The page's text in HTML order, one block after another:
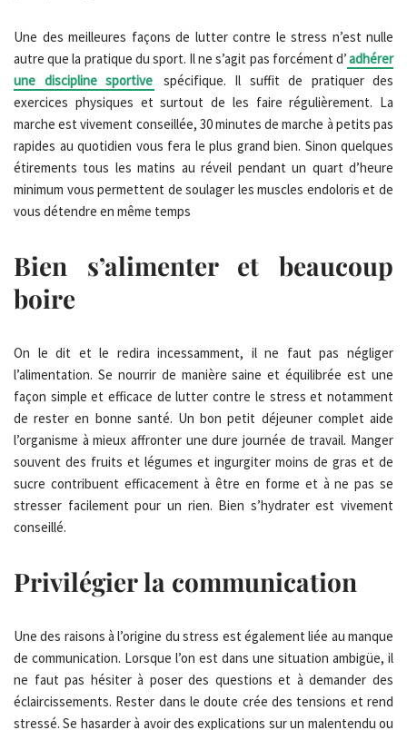
Une des meilleures façons de lutter contre le stress n’est nulle
autre que la pratique du sport. Il ne s’agit pas forcément d’adhérer
une discipline sportive
spécifique. Il suffit de pratiquer des
exercices physiques et surtout de les faire régulièrement. La
marche est vivement conseillée, 30 minutes de marche à petits pas
rapides au quotidien vous fera le plus grand bien. Sinon quelques
étirements tous les matins au réveil pendant un quart d’heure
minimum vous permettent de soulager les muscles endoloris et de
vous détendre en même temps
Bien s’alimenter et beaucoup
boire
On le dit et le redira incessamment, il ne faut pas négliger
l’alimentation. Se nourrir de manière saine et équilibrée est une
façon simple et efficace de lutter contre le stress et notamment
de rester en bonne santé. Un bon petit déjeuner complet aide
l’organisme à mieux affronter une dure journée de travail. Manger
souvent des fruits et légumes et ingurgiter moins de gras et de
sucre contribuent efficacement à être en forme et à ne pas se
stresser facilement pour un rien. Bien s’hydrater est vivement
conseillé.
Privilégier la communication
Une des raisons à l’origine du stress est également liée au manque
de communication. Lorsque l’on est dans une situation ambigüe, il
ne faut pas hésiter à poser des questions et à demander des
éclaircissements. Rester dans le doute crée des tensions et rend
stressé. Se hasarder à avoir des explications sur un malentendu ou